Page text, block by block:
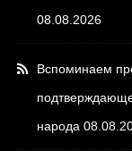
08.08.2026
Вспоминаем
народа